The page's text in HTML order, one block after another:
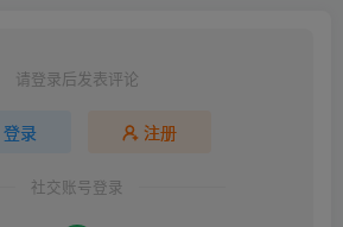
请登录后发表评论
登录 注册
社交账号登录